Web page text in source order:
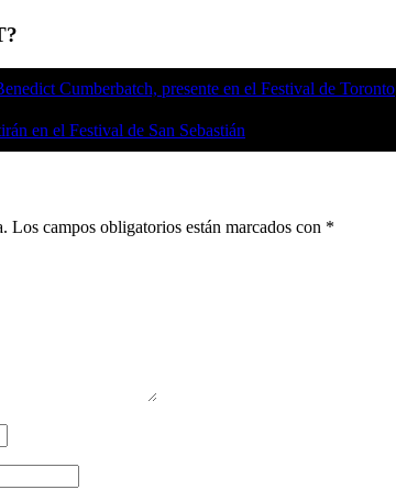
Cumberbatch, presente en el Festival de Toronto
en el Festival de San Sebastián
Los campos obligatorios están marcados con *